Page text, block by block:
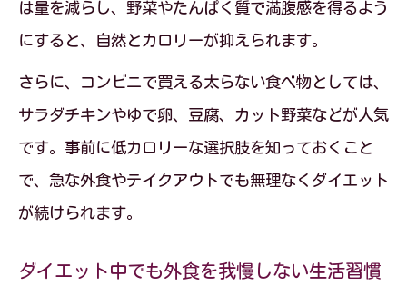
は量を減らし、野菜やたんぱく質で満腹感を得るよう
にすると、自然とカロリーが抑えられます。
さらに、コンビニで買える太らない食べ物としては、
サラダチキンやゆで卵、豆腐、カット野菜などが人気
です。事前に低カロリーな選択肢を知っておくこと
で、急な外食やテイクアウトでも無理なくダイエット
が続けられます。
ダイエット中でも外食を我慢しない生活習慣